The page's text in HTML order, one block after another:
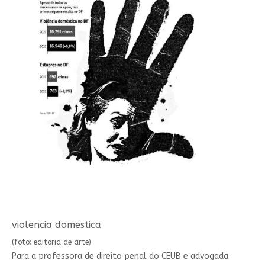
violencia domestica
(foto: editoria de arte)
Para a professora de direito penal do CEUB e advogada